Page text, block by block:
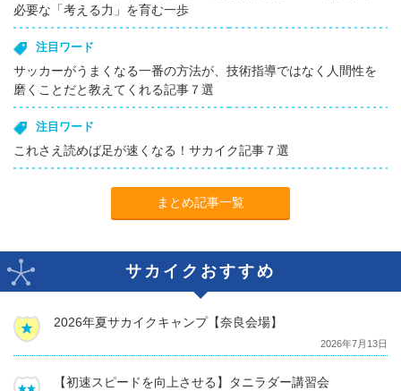
必要な「考える力」を育む一歩
注目ワード
サッカーがうまくなる一番の方法が、技術指導ではなく人間性を
磨くことだと教えてくれる記事７選
注目ワード
これさえ読めば足が速くなる！サカイク記事７選
まとめ記事一覧
サカイクおすすめ
2026年夏サカイクキャンプ【奈良会場】
2026年7月13日
【初速スピードを向上させる】タニラダー講習会